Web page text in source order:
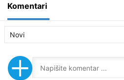
Komentari
Novi